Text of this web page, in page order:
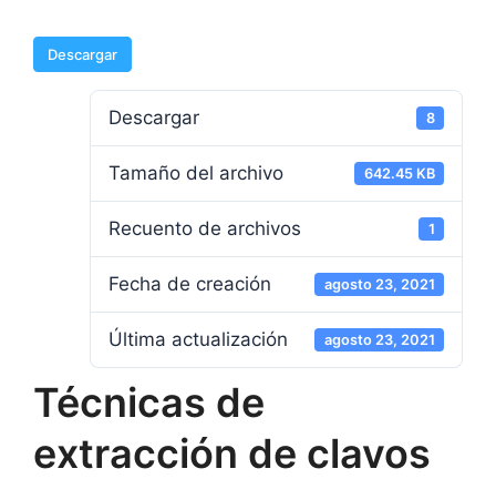
Descargar
Descargar 8
Tamaño del archivo 642.45 KB
Recuento de archivos 1
Fecha de creación agosto 23, 2021
Última actualización agosto 23, 2021
Técnicas de
extracción de clavos